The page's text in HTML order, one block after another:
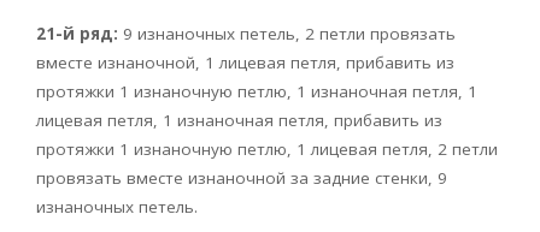
21-й ряд: 9 изнаночных петель, 2 петли провязать
вместе изнаночной, 1 лицевая петля, прибавить из
протяжки 1 изнаночную петлю, 1 изнаночная петля, 1
лицевая петля, 1 изнаночная петля, прибавить из
протяжки 1 изнаночную петлю, 1 лицевая петля, 2 петли
провязать вместе изнаночной за задние стенки, 9
изнаночных петель.